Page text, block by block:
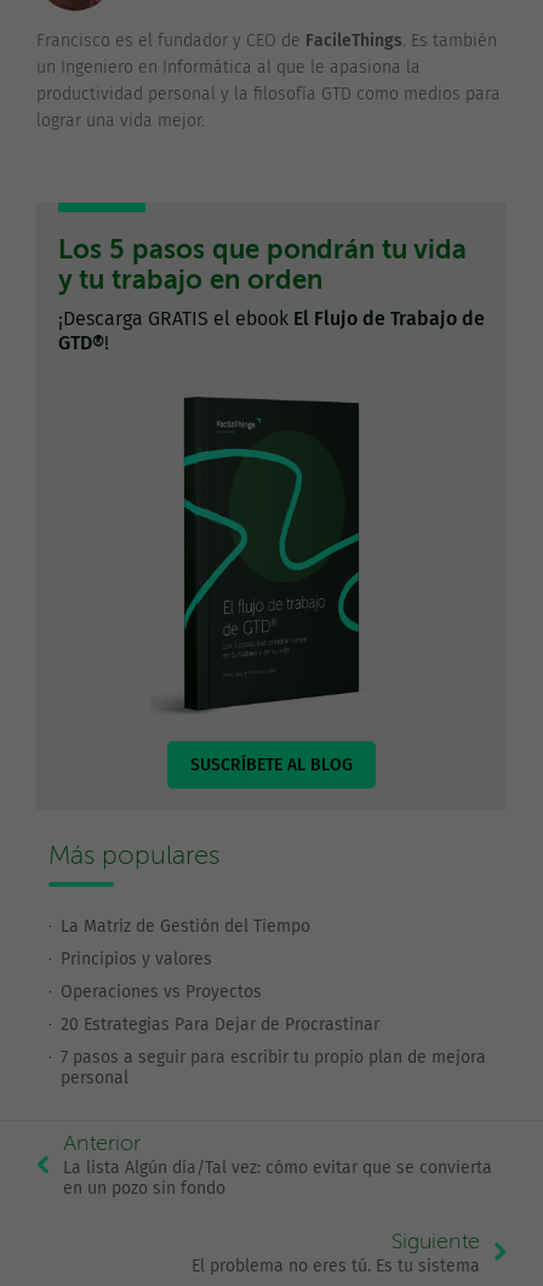
Francisco es el fundador y CEO de FacileThings. Es también
un Ingeniero en Informática al que le apasiona la
productividad personal y la filosofía GTD como medios para
lograr una vida mejor.
Los 5 pasos que pondrán tu vida
y tu trabajo en orden
¡Descarga GRATIS el ebook El Flujo de Trabajo de
GTD®!
SUSCRÍBETE AL BLOG
Más populares
La Matriz de Gestión del Tiempo
Principios y valores
Operaciones vs Proyectos
20 Estrategias Para Dejar de Procrastinar
7 pasos a seguir para escribir tu propio plan de mejora
personal
Anterior
La lista Algún día/Tal vez: cómo evitar que se convierta
en un pozo sin fondo
Siguiente
El problema no eres tú. Es tu sistema